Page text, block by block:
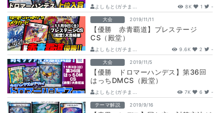
よしもと(ガチま... 8K 1 -
大会 2019/11/11
【優勝 赤青覇道】プレステージ
CS（殿堂）
よしもと(ガチま... 9.6K 2 -
大会 2019/11/5
【優勝 ドロマーハンデス】第36回
はっちDMCS（殿堂）
よしもと(ガチま... 7K 6 -
テーマ解説 2019/9/16